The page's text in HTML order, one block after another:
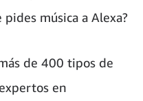
música a Alexa?
de 400 tipos de
en